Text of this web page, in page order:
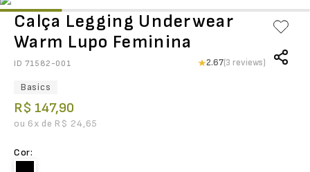
Calça Legging Underwear
Warm Lupo Feminina
ID 71582-001 2.67(3 reviews)
Basics
R$ 147,90
ou 6x de R$ 24,65
Cor: